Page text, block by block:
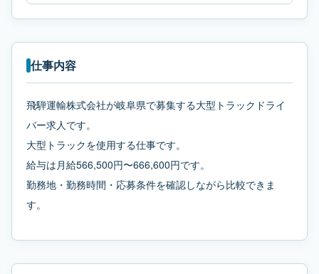
仕事内容
飛騨運輸株式会社が岐阜県で募集する大型トラックドライ
バー求人です。
大型トラックを使用する仕事です。
給与は月給566,500円〜666,600円です。
勤務地・勤務時間・応募条件を確認しながら比較できま
す。